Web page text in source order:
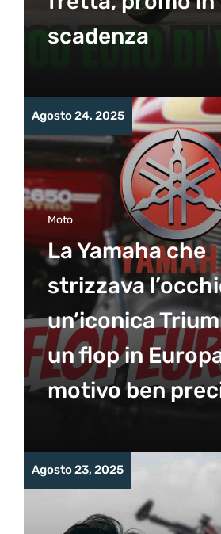
scadenza
Agosto 24, 2025
Moto
La Yamaha che
strizzava
un’iconica
un flop in
motivo ben
Agosto 23, 2025